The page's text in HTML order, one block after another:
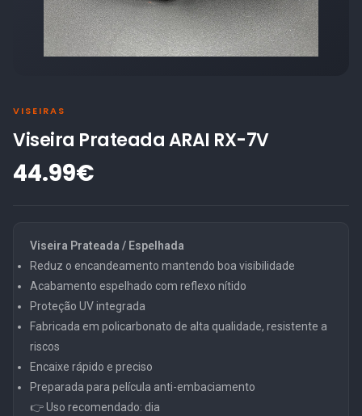
VISEIRAS
Viseira Prateada ARAI RX-7V
44.99€
Viseira Prateada / Espelhada
Reduz o encandeamento mantendo boa visibilidade
Acabamento espelhado com reflexo nítido
Proteção UV integrada
Fabricada em policarbonato de alta qualidade, resistente a
riscos
Encaixe rápido e preciso
Preparada para película anti-embaciamento
👉 Uso recomendado: dia